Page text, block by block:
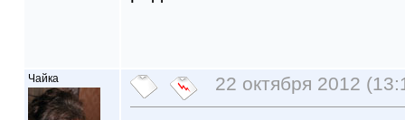
Чайка 22 октября 2012